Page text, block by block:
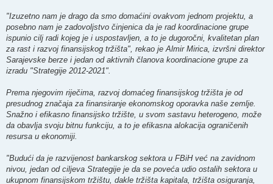
"Izuzetno nam je drago da smo domaćini ovakvom jednom projektu, a
posebno nam je zadovoljstvo činjenica da je rad koordinacione grupe
ispunio cilj radi kojeg je i uspostavljen, a to je dugoročni, kvalitetan plan
za rast i razvoj finansijskog tržišta", rekao je Almir Mirica, izvršni direktor
Sarajevske berze i jedan od aktivnih članova koordinacione grupe za
izradu "Strategije 2012-2021".
Prema njegovim riječima, razvoj domaćeg finansijskog tržišta je od
presudnog značaja za finansiranje ekonomskog oporavka naše zemlje.
Snažno i efikasno finansijsko tržište, u svom sastavu heterogeno, može
da obavlja svoju bitnu funkciju, a to je efikasna alokacija ograničenih
resursa u ekonomiji.
"Budući da je razvijenost bankarskog sektora u FBiH već na zavidnom
nivou, jedan od ciljeva Strategije je da se poveća udio ostalih sektora u
ukupnom finansijskom tržištu, dakle tržišta kapitala, tržišta osiguranja,